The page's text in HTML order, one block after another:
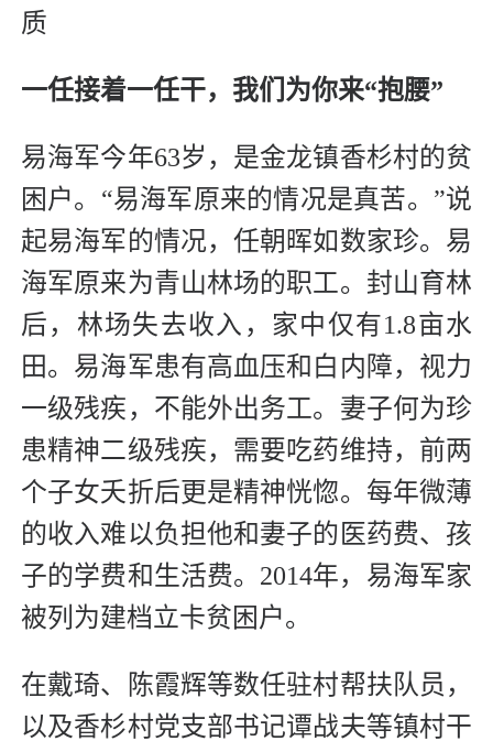
质
一任接着一任干，我们为你来“抱腰”
易海军今年63岁，是金龙镇香杉村的贫
困户。“易海军原来的情况是真苦。”说
起易海军的情况，任朝晖如数家珍。易
海军原来为青山林场的职工。封山育林
后，林场失去收入，家中仅有1.8亩水
田。易海军患有高血压和白内障，视力
一级残疾，不能外出务工。妻子何为珍
患精神二级残疾，需要吃药维持，前两
个子女夭折后更是精神恍惚。每年微薄
的收入难以负担他和妻子的医药费、孩
子的学费和生活费。2014年，易海军家
被列为建档立卡贫困户。
在戴琦、陈霞辉等数任驻村帮扶队员，
以及香杉村党支部书记谭战夫等镇村干